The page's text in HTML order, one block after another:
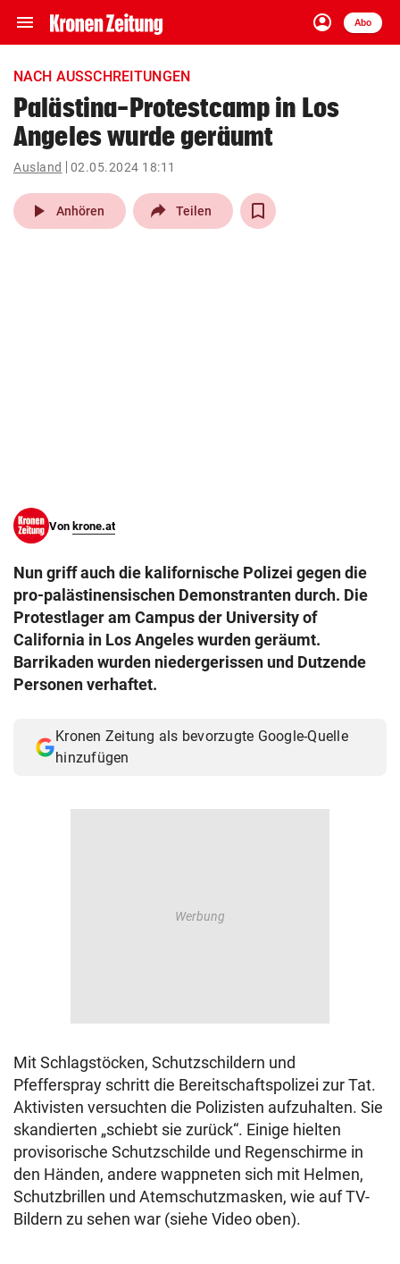
menu Navigation
ein-/ausklappen
account_circle
Anmelden
Abo
close Schließen
account_circle Anmelden
arrow_right
pin_drop
Wien arrow_right
NACH AUSSCHREITUNGEN
Palästina-Protestcamp in Los
Angeles wurde geräumt
Ausland 02.05.2024 18:11
play_arrow Anhören Teilen
Von krone.at
Nun griff auch die kalifornische Polizei gegen die
pro-palästinensischen Demonstranten durch. Die
Protestlager am Campus der University of
California in Los Angeles wurden geräumt.
Barrikaden wurden niedergerissen und Dutzende
Personen verhaftet.
Kronen Zeitung als bevorzugte Google-Quelle
hinzufügen
Mit Schlagstöcken, Schutzschildern und
Pfefferspray schritt die Bereitschaftspolizei zur Tat.
Aktivisten versuchten die Polizisten aufzuhalten. Sie
skandierten „schiebt sie zurück“. Einige hielten
provisorische Schutzschilde und Regenschirme in
den Händen, andere wappneten sich mit Helmen,
Schutzbrillen und Atemschutzmasken, wie auf TV-
Bildern zu sehen war (siehe Video oben).